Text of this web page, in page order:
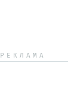
РЕКЛАМА